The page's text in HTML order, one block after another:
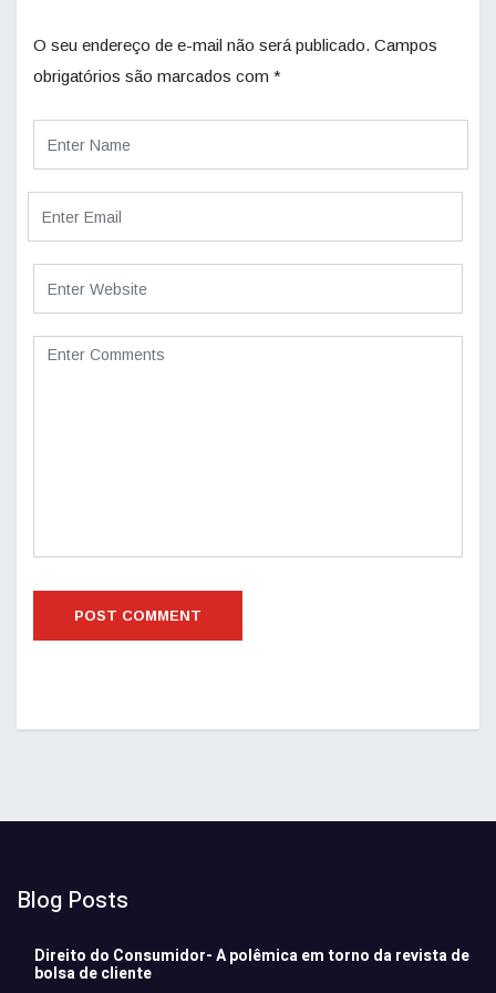
O seu endereço de e-mail não será publicado. Campos
obrigatórios são marcados com *
Blog Posts
Direito do Consumidor- A polêmica em torno da revista de
bolsa de cliente